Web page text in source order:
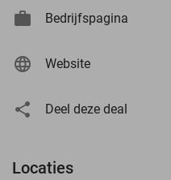
Bedrijfspagina
Website
Deel deze deal
Locaties